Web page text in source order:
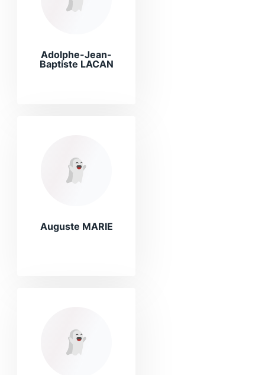
Adolphe-Jean-
Baptiste LACAN
Auguste MARIE